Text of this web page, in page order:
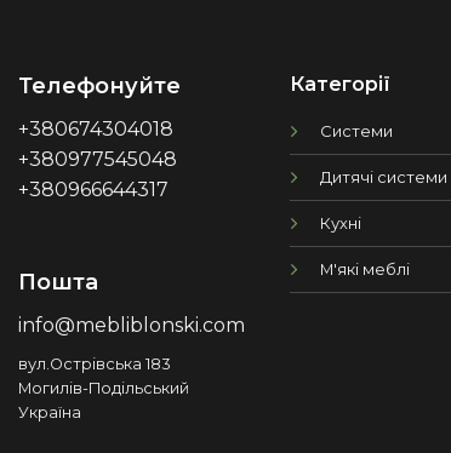
Телефонуйте
+380674304018
+380977545048
+380966644317
Пошта
info@mebliblonski.com
вул.Острівська 183
Могилів-Подільський
Україна
Категорії
Системи
Дитячі системи
Кухні
М'які меблі